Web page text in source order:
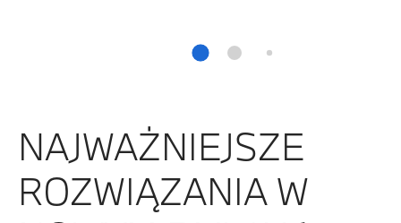
NAJWAŻNIEJSZE
ROZWIĄZANIA W